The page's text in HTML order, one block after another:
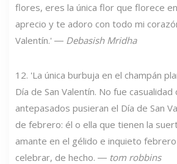
flores, eres la única flor que florece
aprecio y te adoro con todo mi
Valentín.' ― Debasish Mridha
12. 'La única burbuja en el champán
Día de San Valentín. No fue
antepasados ​​pusieran el Día de San
de febrero: él o ella que tienen la
amante en el gélido e inquieto
celebrar, de hecho. ― tom robbins